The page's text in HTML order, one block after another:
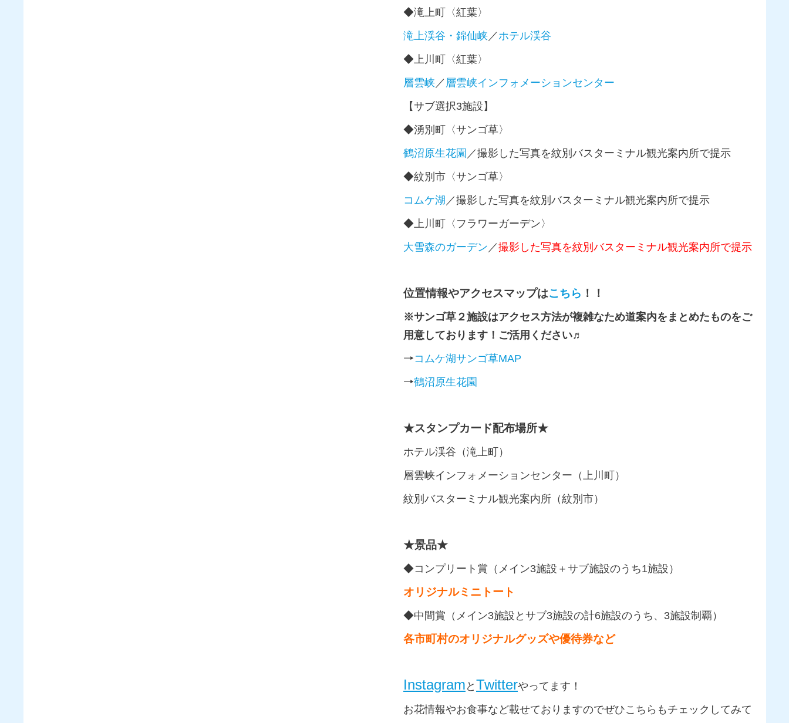
◆滝上町〈紅葉〉
滝上渓谷・錦仙峡 ／ ホテル渓谷
◆上川町〈紅葉〉
層雲峡 ／ 層雲峡インフォメーションセンター
【サブ選択3施設】
◆湧別町〈サンゴ草〉
鶴沼原生花園 ／撮影した写真を紋別バスターミナル観光案内所で提示
◆紋別市〈サンゴ草〉
コムケ湖 ／撮影した写真を紋別バスターミナル観光案内所で提示
◆上川町〈フラワーガーデン〉
大雪森のガーデン ／撮影した写真を紋別バスターミナル観光案内所で提示
位置情報やアクセスマップはこちら ！！
※サンゴ草２施設はアクセス方法が複雑なため道案内をまとめたものをご
用意しております！ご活用ください♬
→コムケ湖サンゴ草MAP
→鶴沼原生花園
★スタンプカード配布場所★
ホテル渓谷（滝上町）
層雲峡インフォメーションセンター（上川町）
紋別バスターミナル観光案内所（紋別市）
★景品★
◆コンプリート賞（メイン3施設＋サブ施設のうち1施設）
オリジナルミニトート
◆中間賞（メイン3施設とサブ3施設の計6施設のうち、3施設制覇）
各市町村のオリジナルグッズや優待券など
Instagram と Twitterやってます！
お花情報やお食事など載せておりますのでぜひこちらもチェックしてみて